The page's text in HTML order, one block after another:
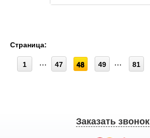
Страница:
1 47 48 49 81
Заказать звонок